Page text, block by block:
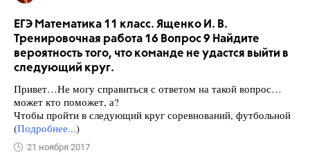
ЕГЭ Математика 11 класс. Ященко И. В.
Тренировочная работа 16 Вопрос 9 Найдите
вероятность того, что команде не удастся выйти в
следующий круг.
Привет…Не могу справиться с ответом на такой вопрос…
может кто поможет, а?
Чтобы пройти в следующий круг соревнований, футбольной
(Подробнее...)
21 ноября 2017